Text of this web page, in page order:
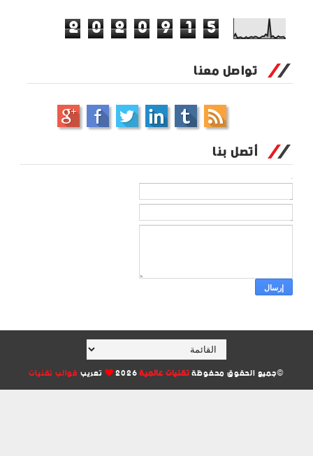
2 0 2 0 9 1 5
تواصل معنا
أتصل بنا
©جميع الحقوق محفوظةتقنيات عالمية2026 تعريبقوالب تقنيات